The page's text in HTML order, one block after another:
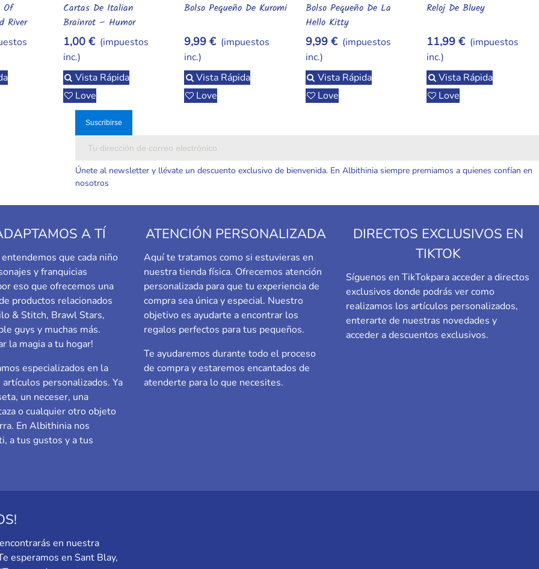
Of
River
Añadir Al Carrito
Cartas De Italian
Brainrot – Humor
Caótico Con Sabor
Italiano
1,00 € (impuestos
inc.)
Vista Rápida
Love
Añadir Al Carrito
Bolso Pequeño De Kuromi
9,99 € (impuestos
inc.)
Vista Rápida
Love
Añadir Al Carrito
Bolso Pequeño De La
Hello Kitty
9,99 € (impuestos
inc.)
Vista Rápida
Love
Añadir Al Carrito
Reloj De Bluey
11,99 € (impuestos
inc.)
Vista Rápida
Love
Únete al newsletter y llévate un descuento exclusivo de bienvenida. En Albithinia siempre premiamos a quienes confían en
nosotros
A TÍ
que cada niño
y franquicias
eso que ofrecemos una
productos relacionados
& Stitch, Brawl Stars,
guys y muchas más.
la magia a tu hogar!
especializados en la
artículos personalizados. Ya
un neceser, una
o cualquier otro objeto
En Albithinia nos
a tus gustos y a tus
ATENCIÓN PERSONALIZADA
Aquí te tratamos como si estuvieras en
nuestra tienda física. Ofrecemos atención
personalizada para que tu experiencia de
compra sea única y especial. Nuestro
objetivo es ayudarte a encontrar los
regalos perfectos para tus pequeños.
Te ayudaremos durante todo el proceso
de compra y estaremos encantados de
atenderte para lo que necesites.
DIRECTOS EXCLUSIVOS EN
TIKTOK
Síguenos en TikTokpara acceder a directos
exclusivos donde podrás ver como
realizamos los artículos personalizados,
enterarte de nuestras novedades y
acceder a descuentos exclusivos.
en nuestra
esperamos en Sant Blay,